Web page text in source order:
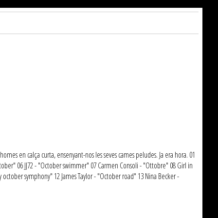
en calça curta, ensenyant-nos les seves cames peludes. Ja era hora. 01
06 JJ72 - "October swimmer" 07 Carmen Consoli - "Ottobre" 08 Girl in
symphony" 12 James Taylor - "October road" 13 Nina Becker -